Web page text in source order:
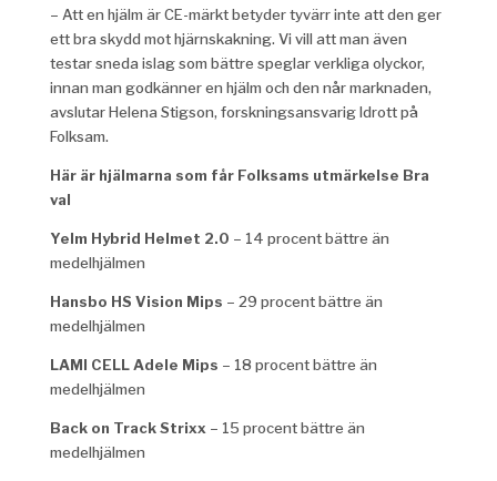
– Att en hjälm är CE-märkt betyder tyvärr inte att den ger
ett bra skydd mot hjärnskakning. Vi vill att man även
testar sneda islag som bättre speglar verkliga olyckor,
innan man godkänner en hjälm och den når marknaden,
avslutar Helena Stigson, forskningsansvarig Idrott på
Folksam.
Här är hjälmarna som får Folksams utmärkelse Bra
val
Yelm Hybrid Helmet 2.0 – 14 procent bättre än
medelhjälmen
Hansbo HS Vision Mips – 29 procent bättre än
medelhjälmen
LAMI CELL Adele Mips – 18 procent bättre än
medelhjälmen
Back on Track Strixx – 15 procent bättre än
medelhjälmen